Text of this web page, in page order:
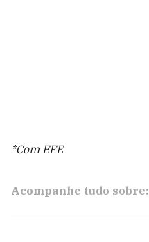
*Com EFE
Acompanhe tudo sobre: